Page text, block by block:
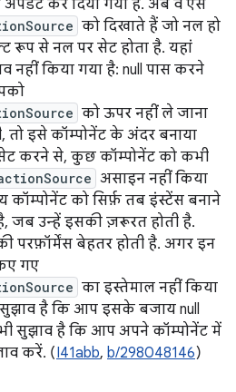
अपडेट कर दिया गया है. अब वे ऐसे
को दिखाते हैं जो नल हो
रूप से नल पर सेट होता है. यहां
नहीं किया गया है: null पास करने
को ऊपर नहीं ले जाना
तो इसे कॉम्पोनेंट के अंदर बनाया
करने से, कुछ कॉम्पोनेंट को कभी
असाइन नहीं किया
कॉम्पोनेंट को सिर्फ़ तब इंस्टेंस बनाने
जब उन्हें इसकी ज़रूरत होती है.
परफ़ॉर्मेंस बेहतर होती है. अगर इन
गए
का इस्तेमाल नहीं किया
सुझाव है कि आप इसके बजाय null
सुझाव है कि आप अपने कॉम्पोनेंट में
करें. (I41abb, b/298048146)